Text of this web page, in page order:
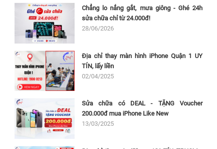
Chẳng lo nắng gắt, mưa giông - Ghé 24h
sửa chữa chỉ từ 24.000đ!
28/06/2026
Địa chỉ thay màn hình iPhone Quận 1 UY
TÍN, lấy liền
02/04/2025
Sửa chữa có DEAL - TẶNG Voucher
200.000đ mua iPhone Like New
13/03/2025